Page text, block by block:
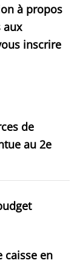
à propos
aux
inscrire
de
au 2e
caisse en